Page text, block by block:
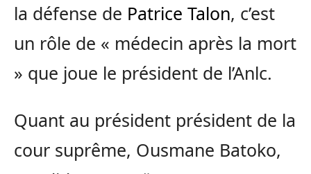
la défense de Patrice Talon, c’est
un rôle de « médecin après la mort
» que joue le président de l’Anlc.
Quant au président président de la
cour suprême, Ousmane Batoko,